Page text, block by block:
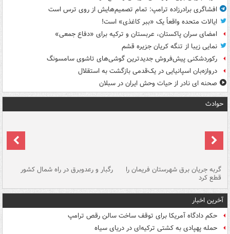
افشاگری برادرزاده ترامپ: تمام تصمیم‌هایش از روی ترس است
ایالات متحده واقعاً یک «ببر کاغذی» است!
امضای سران پاکستان، عربستان و ترکیه برای «دفاع جمعی»
نمایی زیبا از تنگه کریان جزیره قشم
رکوردشکنی پیش‌فروش جدیدترین گوشی‌های تاشوی سامسونگ
دروازه‌بان اسپانیایی در یک‌قدمی بازگشت به استقلال
صحنه ای نادر از حیات وحش ایران در سبلان
حوادث
گربه جریان برق شهرستان فریمان را
قطع کرد
رگبار و رعدوبرق در راه شمال کشور
آخرین اخبار
حکم دادگاه آمریکا برای توقف ساخت سالن رقص ترامپ
حمله پهپادی به کشتی ترکیه‌ای در دریای سیاه